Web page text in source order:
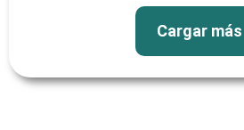
Cargar más